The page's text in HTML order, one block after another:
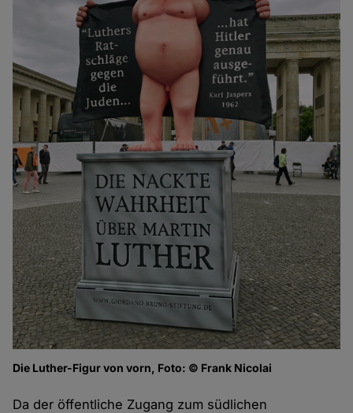
Die Luther-Figur von vorn, Foto: © Frank Nicolai
Da der öffentliche Zugang zum südlichen